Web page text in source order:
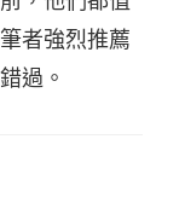
者強烈推薦
過。